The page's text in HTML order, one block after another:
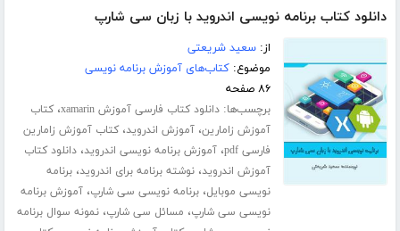
دانلود کتاب برنامه نویسی اندروید با زبان سی شارپ
از:سعید شریعتی
موضوع:کتاب‌های آموزش برنامه نویسی
۸۶ صفحه
برچسب‌ها:دانلود کتاب فارسی آموزش xamarin ،کتاب
آموزش زامارین،آموزش اندروید،کتاب آموزش زامارین
فارسی pdf
،آموزش برنامه نویسی اندروید،دانلود کتاب
آموزش اندروید،نوشته برنامه برای اندروید،برنامه
نویسی موبایل،برنامه نویسی سی شارپ،آموزش برنامه
نویسی سی شارپ، مسائل سی شارپ،نمونه سوال برنامه